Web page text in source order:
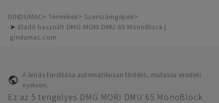
GINDUMAC Termékek
Szerszámgépek
➤ Eladó használt DMG MORI DMU 65 MonoBlock |
gindumac.com
A leírás fordítása automatikusan történt, mutassa eredeti
nyelven.
Ez az 5 tengelyes DMG MORI DMU 65 MonoBlock